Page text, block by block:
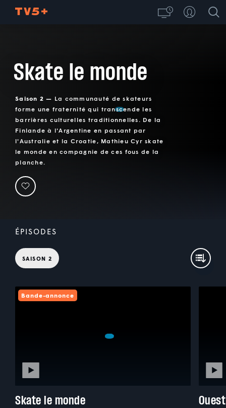
Skate le monde
Saison 2 — La communauté de skateurs
forme une fraternité qui transcende les
barrières culturelles traditionnelles. De la
Finlande à l'Argentine en passant par
l'Australie et la Croatie, Mathieu Cyr skate
le monde en compagnie de ces fous de la
planche.
ÉPISODES
SAISON 2
Bande-annonce
Skate le monde